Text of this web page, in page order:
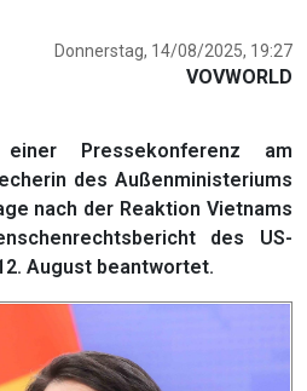
Donnerstag, 14/08/2025, 19:27
VOVWORLD
Pressekonferenz am
des Außenministeriums
nach der Reaktion Vietnams
des US-
August beantwortet.